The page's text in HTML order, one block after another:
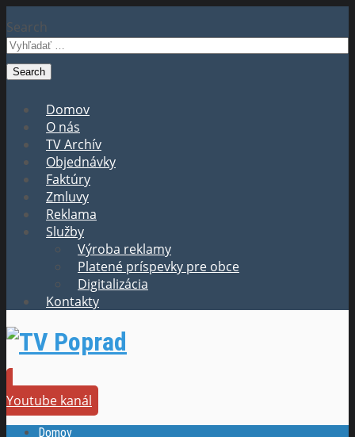
Search
Domov
O nás
TV Archív
Objednávky
Faktúry
Zmluvy
Reklama
Služby
Výroba reklamy
Platené príspevky pre obce
Digitalizácia
Kontakty
Youtube kanál
Domov